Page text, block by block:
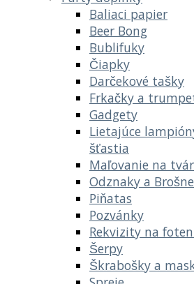
Baliaci papier
Beer Bong
Bublifuky
Čiapky
Darčekové tašky
Frkačky a
Gadgety
Lietajúce
šťastia
Maľovanie na tvár
Odznaky a Brošne
Piňatas
Pozvánky
Rekvizity na
Šerpy
Škrabošky a